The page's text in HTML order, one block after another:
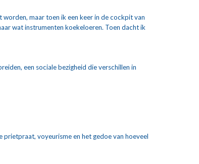
maar toen ik een keer in de cockpit van
wat instrumenten koekeloeren. Toen dacht ik
een sociale bezigheid die verschillen in
prietpraat, voyeurisme en het gedoe van hoeveel